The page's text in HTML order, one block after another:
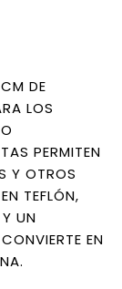
DE
LOS
PERMITEN
Y OTROS
TEFLÓN,
UN
EN